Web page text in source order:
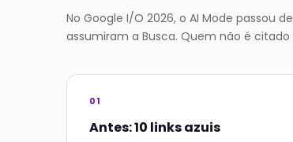
No Google I/O 2026, o AI Mode passou
assumiram a Busca. Quem não é
01
Antes: 10 links azuis